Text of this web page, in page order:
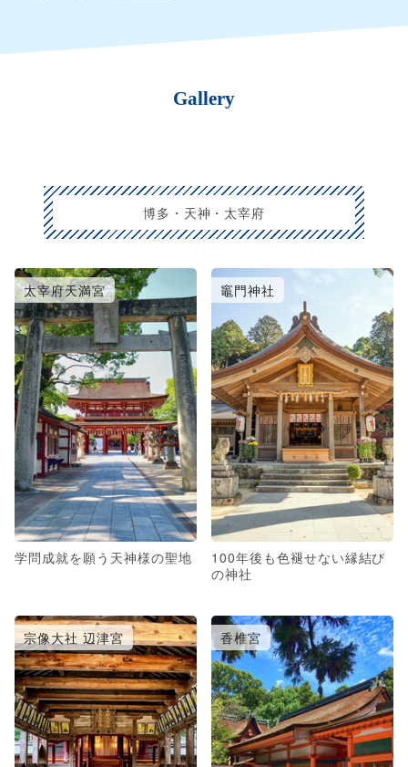
Gallery
博多・天神・太宰府
太宰府天満宮
学問成就を願う天神様の聖地
竈門神社
100年後も色褪せない縁結び
の神社
宗像大社 辺津宮 香椎宮